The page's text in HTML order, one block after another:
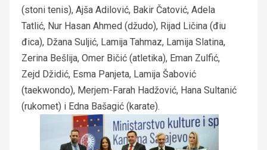
(stoni tenis), Ajša Adilović, Bakir Čatović, Adela
Tatlić, Nur Hasan Ahmed (džudo), Rijad Ličina (điu
đica), Džana Suljić, Lamija Tahmaz, Lamija Slatina,
Zerina Bešlija, Omer Bičić (atletika), Eman Zulfić,
Zejd Džidić, Esma Panjeta, Lamija Šabović
(taekwondo), Merjem-Farah Hadžović, Hana Sultanić
(rukomet) i Edna Bašagić (karate).